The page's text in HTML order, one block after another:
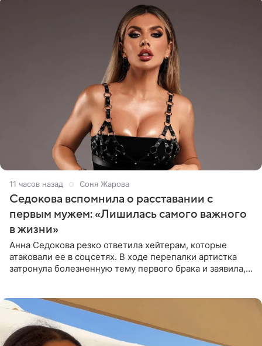
11 часов назад Соня Жарова
Седокова вспомнила о расставании с
первым мужем: «Лишилась самого важного
в жизни»
Анна Седокова резко ответила хейтерам, которые
атаковали ее в соцсетях. В ходе перепалки артистка
затронула болезненную тему первого брака и заявила,